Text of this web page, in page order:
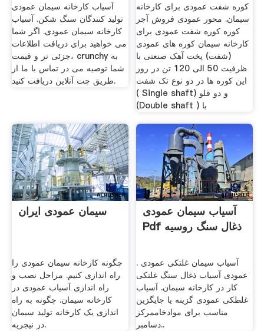
آسیاب کارخانه سیمان عمودی
تولید کنندگان سنگ شکن. آسیاب
کارخانه سیمان عمودی. اگر شما
می خواهید برای دریافت اطلاعات
جزئی تر و قیمت، crunchy به
شما توصیه می در تماس با ما از
طریق چت آنلاین دریافت کنید.
کوره شفت عمودی برای کارخانه
سیمان. محور عمودی فروش آجر
کوره کوره شفت عمودی برای
کارخانه سیمان کوره های عمودی
(شفت) پخت آهک صنعتی با
ظرفیت 50 الی 120 تن در روز
این کوره ها در دو نوع تک شفت
( Single shaft) و دو قلو
(Double shaft ) با
سیمان عمودی ایران
چگونه کارخانه سیمان عمودی را
راه اندازی کنیم. مراحل نصب و
راه اندازی آسیاب عمودی در
کارخانه سیمان. چگونه به راه
اندازی یک کارخانه تولید سیمان
در نیجریه.
آسیاب سیمان عمودی
Pdf ذغال سنگ روسیه
آسیاب سیمان غلتکی عمودی .
عمودی آسیاب ذغال سنگ غلتکی
کار در کارخانه سیمان. آسیاب
غلطکی عمودی گزینه یا جایگزین
مناسب برای موادخاممرکز
.دسامبر.